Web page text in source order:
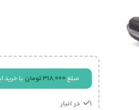
مبلغ 318,000 تومان با
1 در انبار